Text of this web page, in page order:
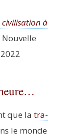
civi­li­sa­tion à
que la tra­
le monde